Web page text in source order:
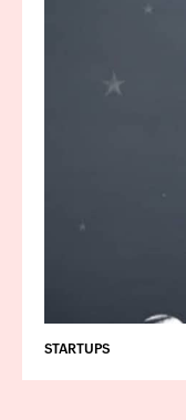
STARTUPS